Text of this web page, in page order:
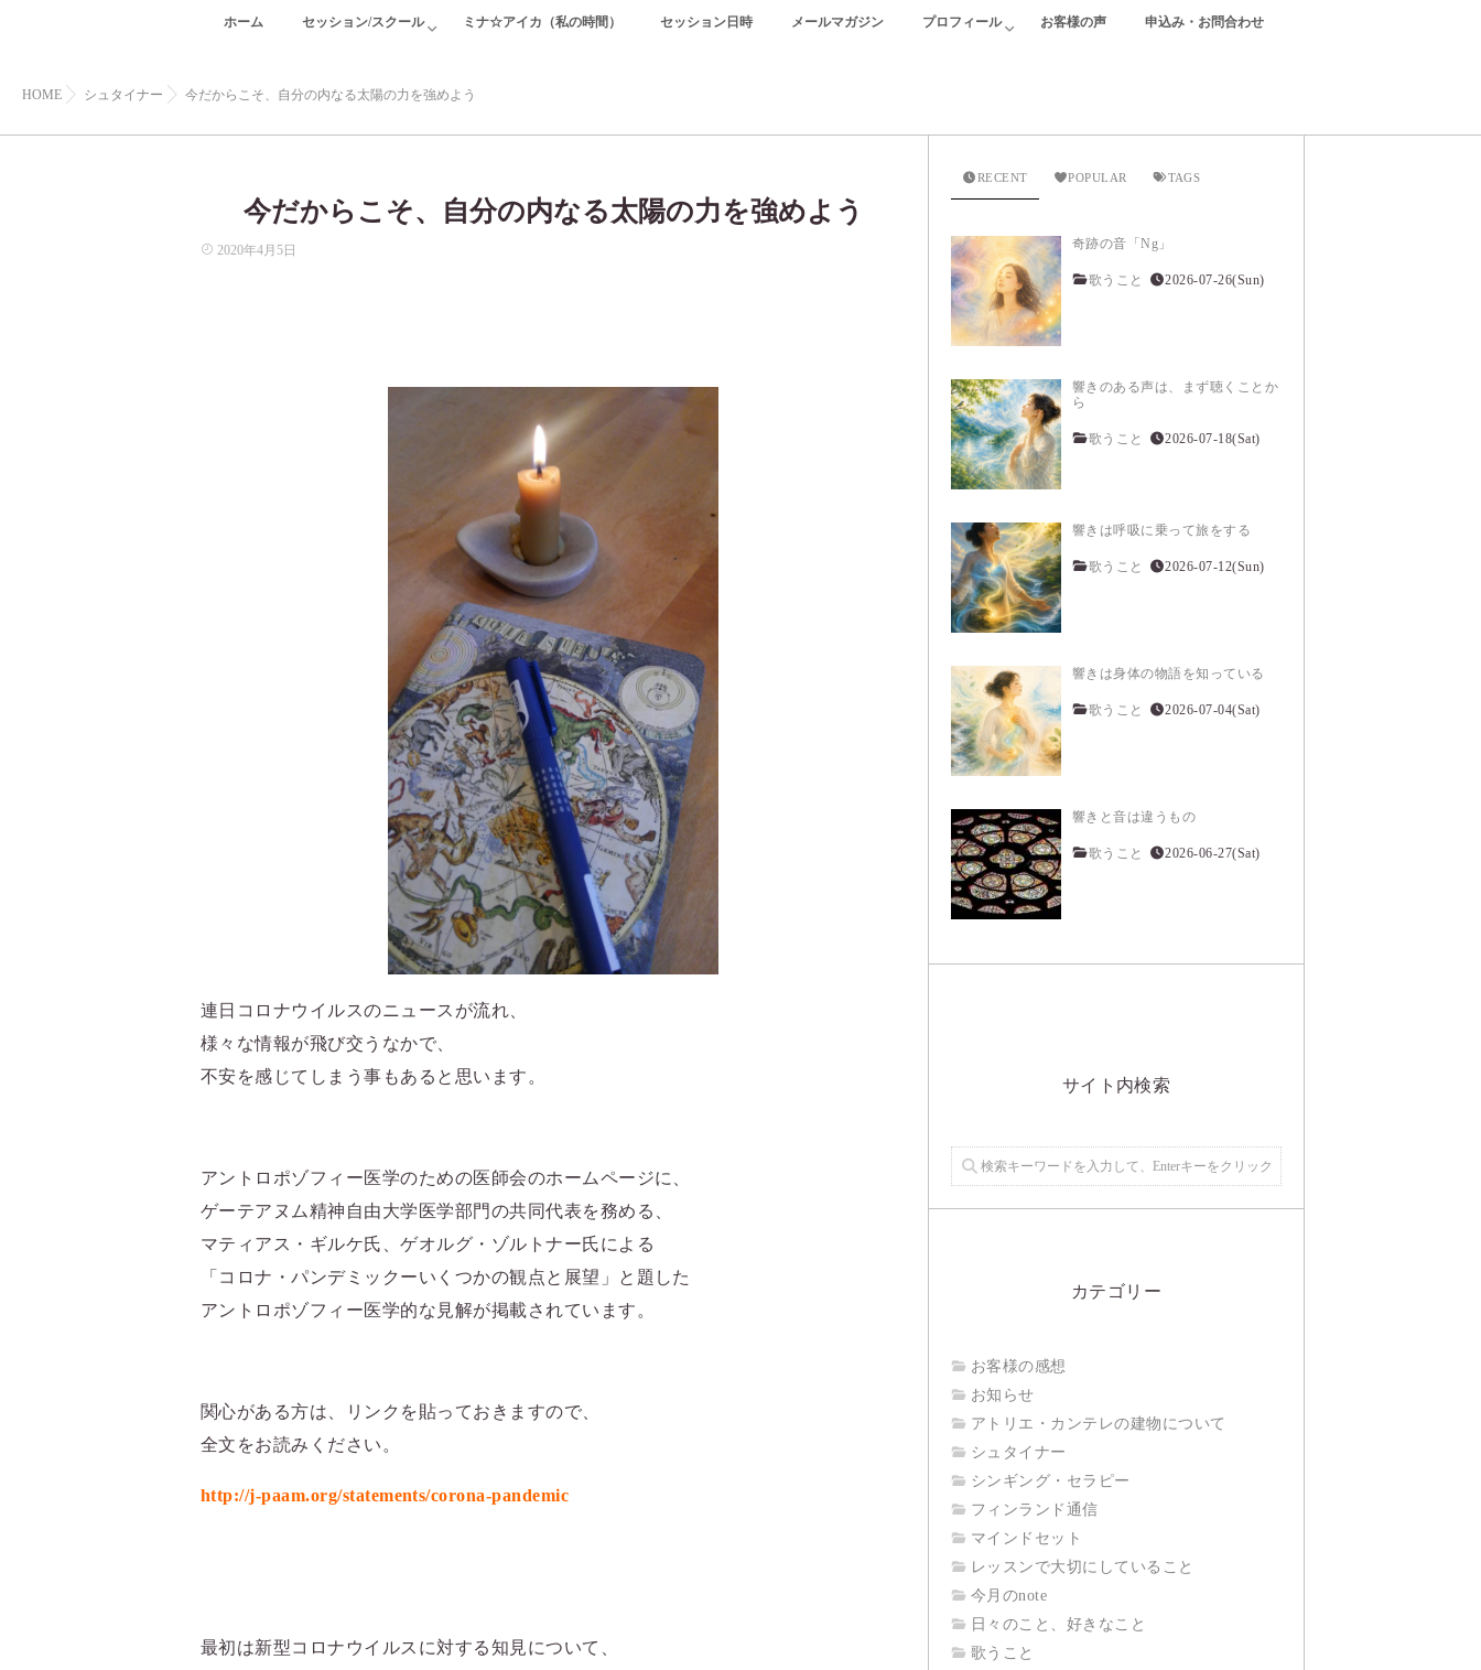
ホーム セッション/スクール ミナ☆アイカ（私の時間） セッション日時 メールマガジン プロフィール お客様の声 申込み・お問合わせ
HOME シュタイナー 今だからこそ、自分の内なる太陽の力を強めよう
今だからこそ、自分の内なる太陽の力を強めよう
2020年4月5日
連日コロナウイルスのニュースが流れ、
様々な情報が飛び交うなかで、
不安を感じてしまう事もあると思います。
アントロポゾフィー医学のための医師会のホームページに、
ゲーテアヌム精神自由大学医学部門の共同代表を務める、
マティアス・ギルケ氏、ゲオルグ・ゾルトナー氏による
「コロナ・パンデミックーいくつかの観点と展望」と題した
アントロポゾフィー医学的な見解が掲載されています。
関心がある方は、リンクを貼っておきますので、
全文をお読みください。
http://j-paam.org/statements/corona-pandemic
最初は新型コロナウイルスに対する知見について、
RECENT POPULAR TAGS
奇跡の音「Ng」
歌うこと 2026-07-26(Sun)
響きのある声は、まず聴くことか
ら
歌うこと 2026-07-18(Sat)
響きは呼吸に乗って旅をする
歌うこと 2026-07-12(Sun)
響きは身体の物語を知っている
歌うこと 2026-07-04(Sat)
響きと音は違うもの
歌うこと 2026-06-27(Sat)
サイト内検索
カテゴリー
お客様の感想
お知らせ
アトリエ・カンテレの建物について
シュタイナー
シンギング・セラピー
フィンランド通信
マインドセット
レッスンで大切にしていること
今月のnote
日々のこと、好きなこと
歌うこと